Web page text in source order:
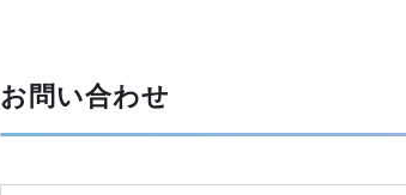
お問い合わせ